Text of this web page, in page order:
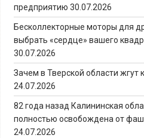
предприятию 30.07.2026
Бесколлекторные моторы для
выбрать «сердце» вашего
30.07.2026
Зачем в Тверской области жгут
24.07.2026
82 года назад Калининская
полностью освобождена от
24.07.2026